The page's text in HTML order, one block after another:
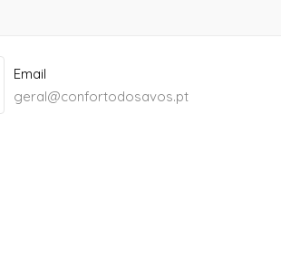
info@yourdomain.com
Email
geral@confortodosavos.pt